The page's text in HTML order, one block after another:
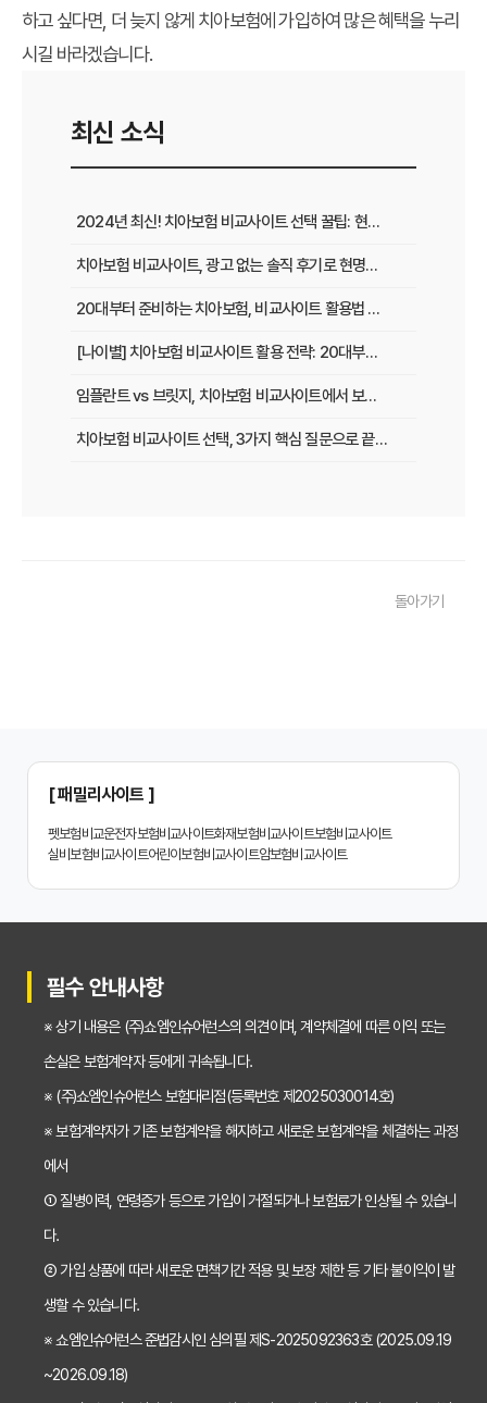
하고 싶다면, 더 늦지 않게 치아보험에 가입하여 많은 혜택을 누리
시길 바라겠습니다.
최신 소식
2024년 최신! 치아보험 비교사이트 선택 꿀팁: 현명한 가입 전략 완벽 분석
치아보험 비교사이트, 광고 없는 솔직 후기로 현명하게 선택하는 법
20대부터 준비하는 치아보험, 비교사이트 활용법 A to Z
[나이별] 치아보험 비교사이트 활용 전략: 20대부터 60대까지 맞춤 가이드
임플란트 vs 브릿지, 치아보험 비교사이트에서 보장 범위 꼼꼼하게 확인하는 꿀팁
치아보험 비교사이트 선택, 3가지 핵심 질문으로 끝내기
치아보험 비교사이트 똑똑하게 활용하는 3가지 꿀팁
치아보험 비교사이트 선택 전 반드시 알아야 할 5가지 핵심 질문
임플란트, 크라운 치료비 부담? 치아보험 비교사이트 활용법 및 보장꿀팁
2026년 치아보험, 가격 vs 보장! 비교 분석으로 나에게 딱 맞는 보험 찾기
치아보험 비교사이트 활용법: 숨겨진 보장까지 꼼꼼하게 찾는 꿀팁
치아보험 비교사이트 활용법: 숨은 꿀팁 대방출! 보험료 절약 노하우
돌아가기
[ 패밀리사이트 ]
펫보험비교운전자보험비교사이트화재보험비교사이트보험비교사이트
실비보험비교사이트어린이보험비교사이트암보험비교사이트
필수 안내사항
※ 상기 내용은 (주)쇼엠인슈어런스의 의견이며, 계약체결에 따른 이익 또는
손실은 보험계약자 등에게 귀속됩니다.
※ (주)쇼엠인슈어런스 보험대리점(등록번호 제2025030014호)
※ 보험계약자가 기존 보험계약을 해지하고 새로운 보험계약을 체결하는 과정
에서
① 질병이력, 연령증가 등으로 가입이 거절되거나 보험료가 인상될 수 있습니
다.
② 가입 상품에 따라 새로운 면책기간 적용 및 보장 제한 등 기타 불이익이 발
생할 수 있습니다.
※ 쇼엠인슈어런스 준법감시인 심의필 제S-2025092363호 (2025.09.19
~2026.09.18)